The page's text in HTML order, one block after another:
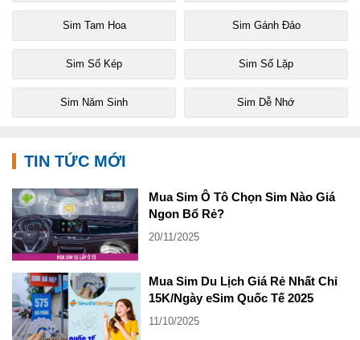
Sim Tam Hoa Sim Gánh Đảo
Sim Số Kép Sim Số Lặp
Sim Năm Sinh Sim Dễ Nhớ
TIN TỨC MỚI
Mua Sim Ô Tô Chọn Sim Nào Giá
Ngon Bổ Rẻ?
20/11/2025
Mua Sim Du Lịch Giá Rẻ Nhất Chỉ
15K/Ngày eSim Quốc Tế 2025
11/10/2025